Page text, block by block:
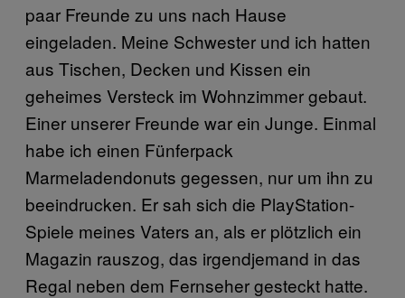
paar Freunde zu uns nach Hause
eingeladen. Meine Schwester und ich hatten
aus Tischen, Decken und Kissen ein
geheimes Versteck im Wohnzimmer gebaut.
Einer unserer Freunde war ein Junge. Einmal
habe ich einen Fünferpack
Marmeladendonuts gegessen, nur um ihn zu
beeindrucken. Er sah sich die PlayStation-
Spiele meines Vaters an, als er plötzlich ein
Magazin rauszog, das irgendjemand in das
Regal neben dem Fernseher gesteckt hatte.